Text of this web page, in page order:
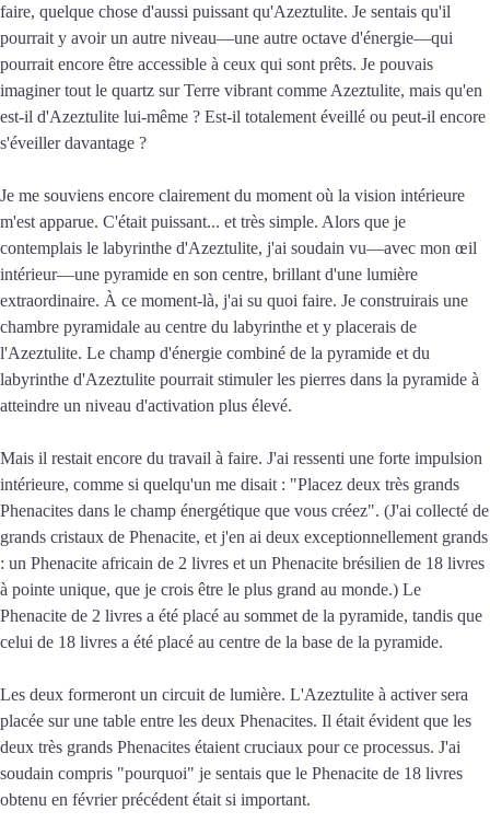
faire, quelque chose d'aussi puissant qu'Azeztulite. Je sentais qu'il
pourrait y avoir un autre niveau—une autre octave d'énergie—qui
pourrait encore être accessible à ceux qui sont prêts. Je pouvais
imaginer tout le quartz sur Terre vibrant comme Azeztulite, mais qu'en
est-il d'Azeztulite lui-même ? Est-il totalement éveillé ou peut-il encore
s'éveiller davantage ?
Je me souviens encore clairement du moment où la vision intérieure
m'est apparue. C'était puissant... et très simple. Alors que je
contemplais le labyrinthe d'Azeztulite, j'ai soudain vu—avec mon œil
intérieur—une pyramide en son centre, brillant d'une lumière
extraordinaire. À ce moment-là, j'ai su quoi faire. Je construirais une
chambre pyramidale au centre du labyrinthe et y placerais de
l'Azeztulite. Le champ d'énergie combiné de la pyramide et du
labyrinthe d'Azeztulite pourrait stimuler les pierres dans la pyramide à
atteindre un niveau d'activation plus élevé.
Mais il restait encore du travail à faire. J'ai ressenti une forte impulsion
intérieure, comme si quelqu'un me disait : "Placez deux très grands
Phenacites dans le champ énergétique que vous créez". (J'ai collecté de
grands cristaux de Phenacite, et j'en ai deux exceptionnellement grands
: un Phenacite africain de 2 livres et un Phenacite brésilien de 18 livres
à pointe unique, que je crois être le plus grand au monde.) Le
Phenacite de 2 livres a été placé au sommet de la pyramide, tandis que
celui de 18 livres a été placé au centre de la base de la pyramide.
Les deux formeront un circuit de lumière. L'Azeztulite à activer sera
placée sur une table entre les deux Phenacites. Il était évident que les
deux très grands Phenacites étaient cruciaux pour ce processus. J'ai
soudain compris "pourquoi" je sentais que le Phenacite de 18 livres
obtenu en février précédent était si important.